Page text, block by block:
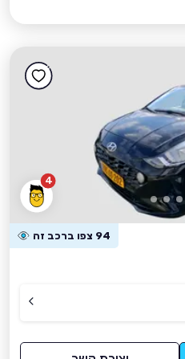
4
94 צפו ברכב זה